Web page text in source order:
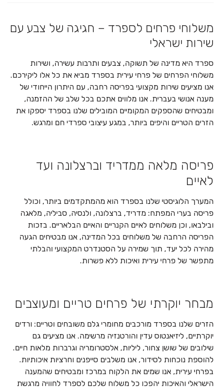
משלוחי פרחים לספרד – חגיגה של צבע עם
שירות ישראלי
ספרד היא מדינה של תשוקה, צבעים ותרבות עשירה, ושירות
משלוחי הפרחים של פרחי עירית בספרד מביא את כל אלו ליקירכם.
אנו מציעים שירות מקצועי בפריסה רחבה, עם היתרון הייחודי של
מענה אנושי בעברית. אנו מלווים אתכם בכל שלב של ההזמנה,
ומבטיחים שהספקים המקומיים המובילים שלנו בספרד יספקו את
הזרים הטריים והיפים ביותר, במגע עיצובי ספרדי חם ומרגש.
פריסה מלאה ממדריד וברצלונה ועד
לאיים
המערך הלוגיסטי שלנו בספרד הוא מהמתקדמים ביותר, וכולל
פריסה בערי המפתח: מדריד, ברצלונה, ולנסיה, סביליה, מלאגה
ובילבאו, וכן משלוחים לאיים הקנריים והאיים הבלאריים. בזכות
הפריסה הרחבה של משלוחים בכל המדינה, אנו מבטיחים הגעה
מהירה לכל יעד, תוך שמירה על הסטנדרט המקצועי והבלתי
מתפשר של פרחי עירית ואיכות ללא פשרות.
מבחר יוקרתי של פרחים טריים ומעוצבים
הזרים שלנו בספרד מורכבים מחומרי גלם משובחים וטריים: ורדים
יוקרתיים, ליזיאנטוס עדין והורטנזיה מרשימה. אנו מציעים גם
שילובים של שושן צחור, ליליות, אלסטרומריה וגרברות מלאות חיים.
להוספת נוכחות לסידור, אנו משלבים סייפנים וחרציות איכותיות.
בפרחי עירית, אנו שמים את הלקוח במרכז ומבטיחים שהמענה
הישראלי והאיכות יהפכו כל משלוח שלכם לספרד לחוויה מרגשת